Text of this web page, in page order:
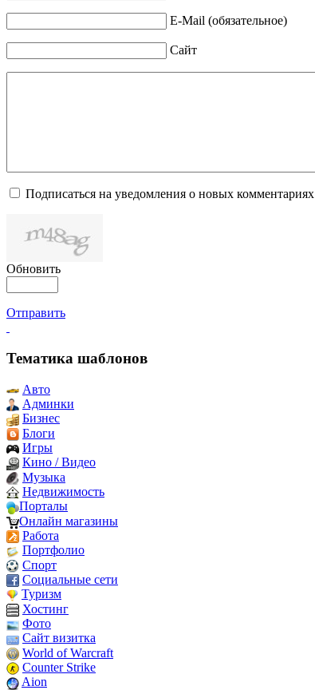
E-Mail (обязательное)
Сайт
Подписаться на уведомления о новых комментариях
Обновить
Отправить
Тематика шаблонов
Авто
Админки
Бизнес
Блоги
Игры
Кино / Видео
Музыка
Недвижимость
Порталы
Онлайн магазины
Работа
Портфолио
Спорт
Социальные сети
Туризм
Хостинг
Фото
Сайт визитка
World of Warcraft
Counter Strike
Aion